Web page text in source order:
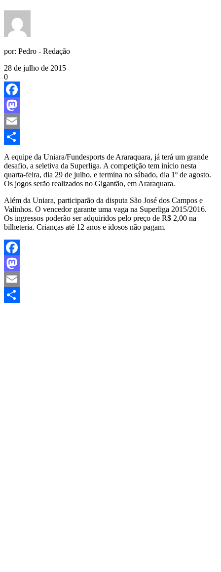
por: Pedro - Redação
28 de julho de 2015
0
Facebook
Mastodon
Email
Share
A equipe da Uniara/Fundesports de Araraquara, já terá um grande
desafio, a seletiva da Superliga. A competição tem início nesta
quarta-feira, dia 29 de julho, e termina no sábado, dia 1º de agosto.
Os jogos serão realizados no Gigantão, em Araraquara.
Além da Uniara, participarão da disputa São José dos Campos e
Valinhos. O vencedor garante uma vaga na Superliga 2015/2016.
Os ingressos poderão ser adquiridos pelo preço de R$ 2,00 na
bilheteria. Crianças até 12 anos e idosos não pagam.
Facebook
Mastodon
Email